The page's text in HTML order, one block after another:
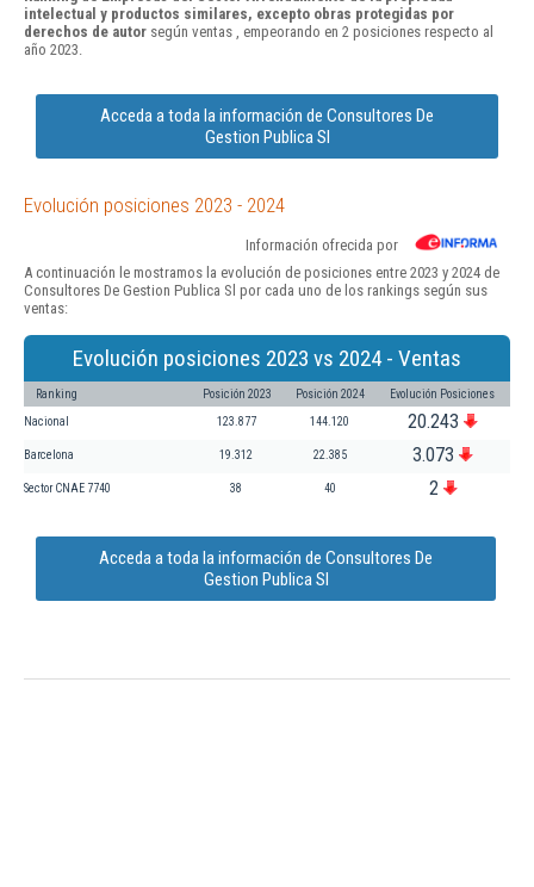
intelectual y productos similares, excepto obras protegidas por
derechos de autor según ventas , empeorando en 2 posiciones respecto al
año 2023.
Acceda a toda la información de Consultores De
Gestion Publica Sl
Evolución posiciones 2023 - 2024
Información ofrecida por
A continuación le mostramos la evolución de posiciones entre 2023 y 2024 de
Consultores De Gestion Publica Sl por cada uno de los rankings según sus
ventas:
Evolución posiciones 2023 vs 2024 - Ventas
Ranking Posición 2023 Posición 2024 Evolución Posiciones
Nacional 123.877 144.120 20.243
Barcelona 19.312 22.385 3.073
Sector CNAE 7740 38 40 2
Acceda a toda la información de Consultores De
Gestion Publica Sl